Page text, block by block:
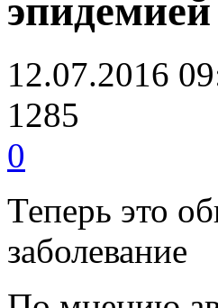
12.07.2016
1285
0
Теперь это
заболевание